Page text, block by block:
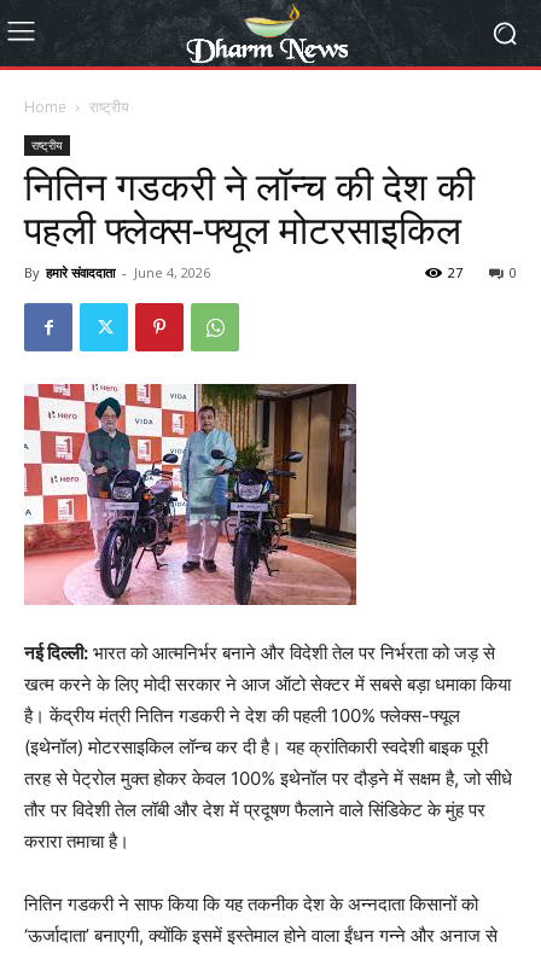
Home राष्ट्रीय
राष्ट्रीय
नितिन गडकरी ने लॉन्च की देश की
पहली फ्लेक्स-फ्यूल मोटरसाइकिल
By हमारे संवाददाता - June 4, 2026 0
27
नई दिल्ली: भारत को आत्मनिर्भर बनाने और विदेशी तेल पर निर्भरता को जड़ से
खत्म करने के लिए मोदी सरकार ने आज ऑटो सेक्टर में सबसे बड़ा धमाका किया
है। केंद्रीय मंत्री नितिन गडकरी ने देश की पहली 100% फ्लेक्स-फ्यूल
(इथेनॉल) मोटरसाइकिल लॉन्च कर दी है। यह क्रांतिकारी स्वदेशी बाइक पूरी
तरह से पेट्रोल मुक्त होकर केवल 100% इथेनॉल पर दौड़ने में सक्षम है, जो सीधे
तौर पर विदेशी तेल लॉबी और देश में प्रदूषण फैलाने वाले सिंडिकेट के मुंह पर
करारा तमाचा है।
नितिन गडकरी ने साफ किया कि यह तकनीक देश के अन्नदाता किसानों को
‘ऊर्जादाता’ बनाएगी, क्योंकि इसमें इस्तेमाल होने वाला ईंधन गन्ने और अनाज से